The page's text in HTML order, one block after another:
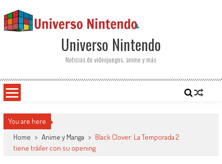
Universo Nintendo
Noticias de videojuegos, anime y más
You are here
Home > Anime y Manga > Black Clover: La Temporada 2
tiene tráiler con su opening